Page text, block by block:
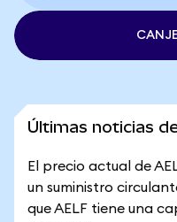
Últimas noticias
El precio actual de
un suministro
que AELF tiene una